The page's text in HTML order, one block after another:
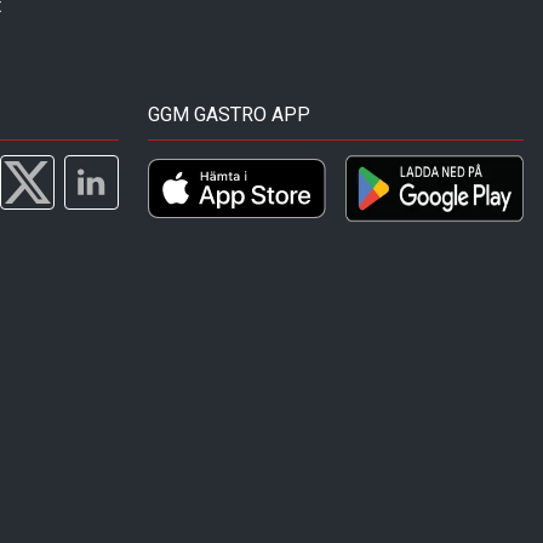
GGM GASTRO APP